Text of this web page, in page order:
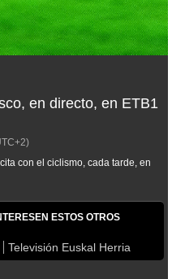
en directo, en ETB1
con el ciclismo, cada tarde, en
ESTOS OTROS
Televisión Euskal Herria